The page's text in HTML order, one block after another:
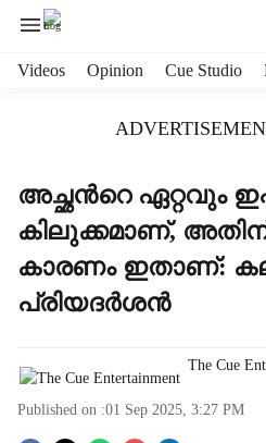
Videos Opinion Cue Studio
അച്ഛന്‍റെ ഏറ്റവും
കിലുക്കമാണ്,
കാരണം ഇതാണ്:
പ്രിയദര്‍ശന്‍
The Cue
Published on :01 Sep 2025, 3:27 PM